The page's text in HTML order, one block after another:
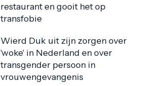
restaurant en gooit het op
transfobie
Wierd Duk uit zijn zorgen over
'woke' in Nederland en over
transgender persoon in
vrouwengevangenis